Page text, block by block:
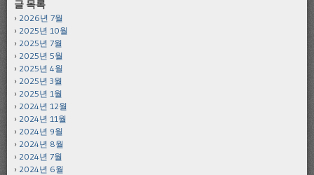
글 목록
2026년 7월
2025년 10월
2025년 7월
2025년 5월
2025년 4월
2025년 3월
2025년 1월
2024년 12월
2024년 11월
2024년 9월
2024년 8월
2024년 7월
2024년 6월